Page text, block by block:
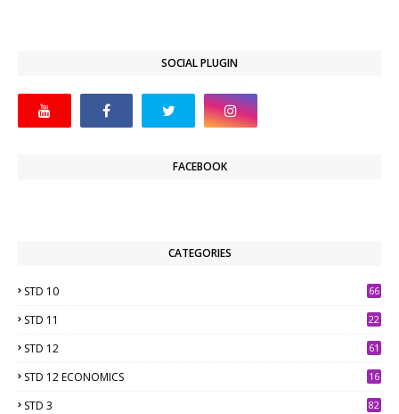
SOCIAL PLUGIN
FACEBOOK
CATEGORIES
STD 10 66
STD 11 22
STD 12 61
STD 12 ECONOMICS 16
STD 3 82